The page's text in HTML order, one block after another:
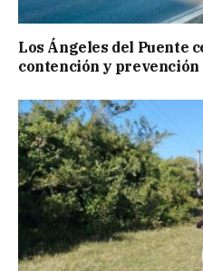
Los Ángeles del Puente
contención y prevención